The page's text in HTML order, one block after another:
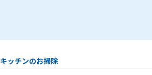
キッチンのお掃除